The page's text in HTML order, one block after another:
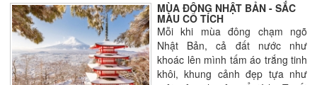
MÙA ĐÔNG NHẬT BẢN - SẮC
MÀU CỔ TÍCH
Mỗi khi mùa đông chạm ngõ
Nhật Bản, cả đất nước như
khoác lên mình tấm áo trắng tinh
khôi, khung cảnh đẹp tựa như